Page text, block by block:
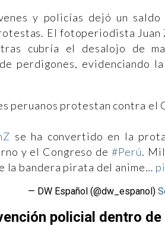
y policías dejó un
El fotoperiodista Juan
cubría el desalojo de
perdigones, evidenciando
peruanos protestan contra el
se ha convertido en la
y el Congreso de #Perú.
la bandera pirata del anime…
— DW Español (@dw_espanol)
policial dentro